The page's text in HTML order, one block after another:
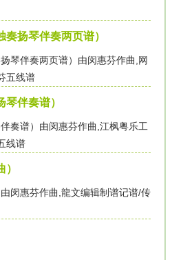
扬琴伴奏两页谱）
琴伴奏两页谱）由闵惠芬作曲,网
五线谱
伴奏谱）
奏谱）由闵惠芬作曲,江枫粤乐工
线谱
闵惠芬作曲,龍文编辑制谱记谱/传